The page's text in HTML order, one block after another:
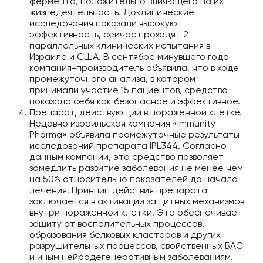
жизнедеятельность. Доклинические
исследования показали высокую
эффективность, сейчас проходят 2
параллельных клинических испытания в
Израиле и США. В сентябре минувшего года
компания-производитель объявила, что в ходе
промежуточного анализа, в котором
принимали участие 15 пациентов, средство
показало себя как безопасное и эффективное.
Препарат, действующий в пораженной клетке.
Недавно израильская компания «Immunity
Pharma» объявила промежуточные результаты
исследований препарата IPL344. Согласно
данным компании, это средство позволяет
замедлить развитие заболевания не менее чем
на 50% относительно показателей до начала
лечения. Принцип действия препарата
заключается в активации защитных механизмов
внутри пораженной клетки. Это обеспечивает
защиту от воспалительных процессов,
образования белковых кластеров и других
разрушительных процессов, свойственных БАС
и иным нейродегенеративным заболеваниям.